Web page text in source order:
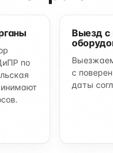
по
Выезд
с
даты